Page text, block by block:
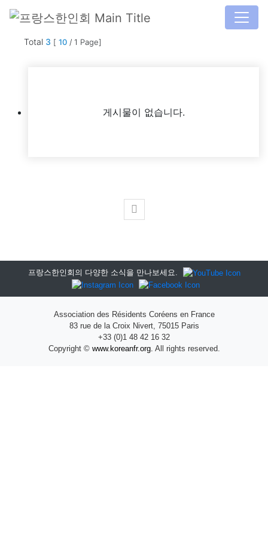
Total 3 [ 10 / 1 Page]
게시물이 없습니다.
프랑스한인회의 다양한 소식을 만나보세요.
Association des Résidents Coréens en France
83 rue de la Croix Nivert, 75015 Paris
+33 (0)1 48 42 16 32
Copyright © www.koreanfr.org. All rights reserved.